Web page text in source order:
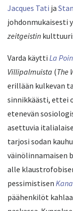
Jacques Tati ja
johdonmukaisesti
zeitgeistin
Varda käytti La
Villipalmuista (The
erillään kulkevan
sinnikkäästi, ettei
etenevän
asettuvia
tarjosi sodan
väinölinnamaisen
alle
pessimistisen
päähenkilöt